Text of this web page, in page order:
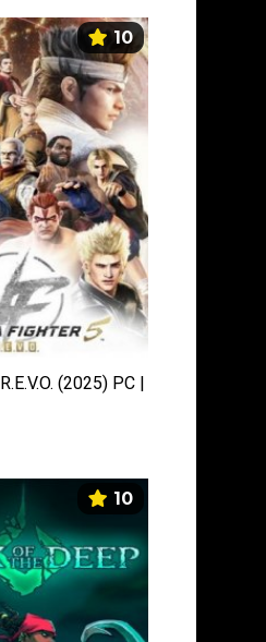
10
(2025) PC |
10